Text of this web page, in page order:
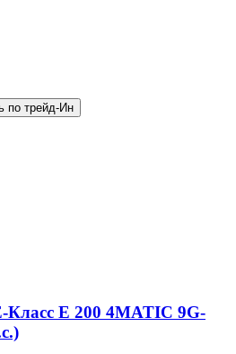
по трейд-Ин
Класс E 200 4MATIC 9G-